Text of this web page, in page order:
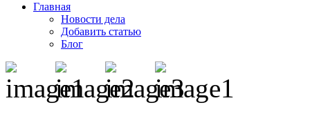
Главная
Новости дела
Добавить статью
Блог